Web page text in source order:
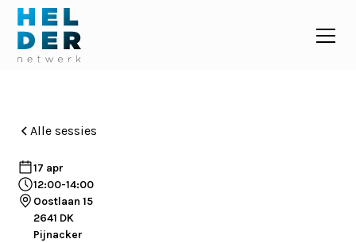
Alle sessies
17 apr
12:00-14:00
Oostlaan 15
2641 DK
Pijnacker